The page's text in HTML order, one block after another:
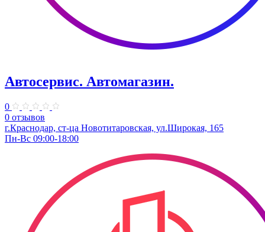
Автосервис. Автомагазин.
0
0 отзывов
г.Краснодар, ст-ца Новотитаровская, ул.Широкая, 165
Пн-Вс 09:00-18:00